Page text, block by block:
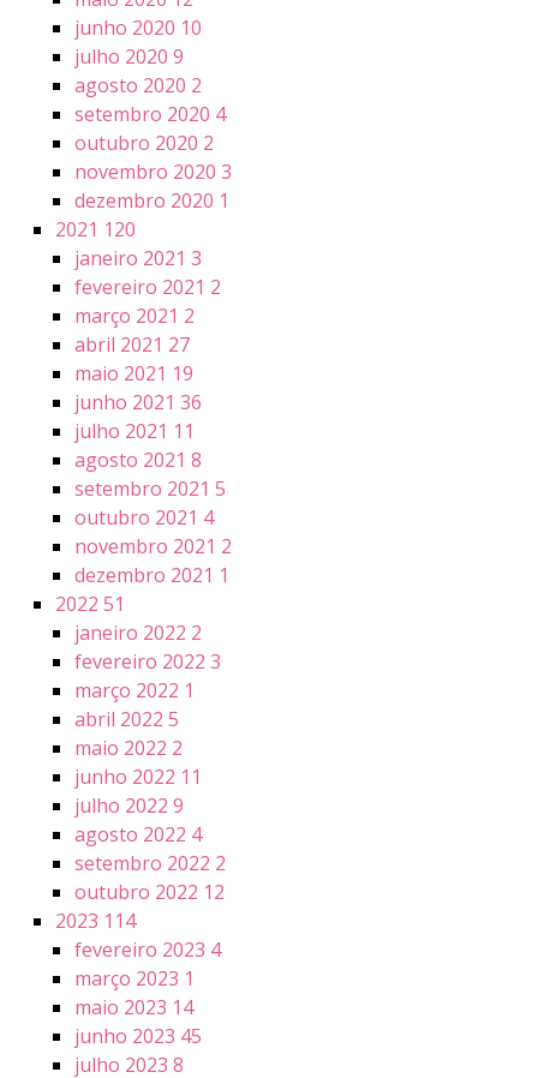
junho 2020 10
julho 2020 9
agosto 2020 2
setembro 2020 4
outubro 2020 2
novembro 2020 3
dezembro 2020 1
2021 120
janeiro 2021 3
fevereiro 2021 2
março 2021 2
abril 2021 27
maio 2021 19
junho 2021 36
julho 2021 11
agosto 2021 8
setembro 2021 5
outubro 2021 4
novembro 2021 2
dezembro 2021 1
2022 51
janeiro 2022 2
fevereiro 2022 3
março 2022 1
abril 2022 5
maio 2022 2
junho 2022 11
julho 2022 9
agosto 2022 4
setembro 2022 2
outubro 2022 12
2023 114
fevereiro 2023 4
março 2023 1
maio 2023 14
junho 2023 45
julho 2023 8